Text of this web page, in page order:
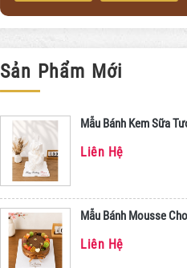
Sản Phẩm Mới
Mẫu Bánh Kem Sữa
Liên Hệ
Mẫu Bánh Mousse
Liên Hệ